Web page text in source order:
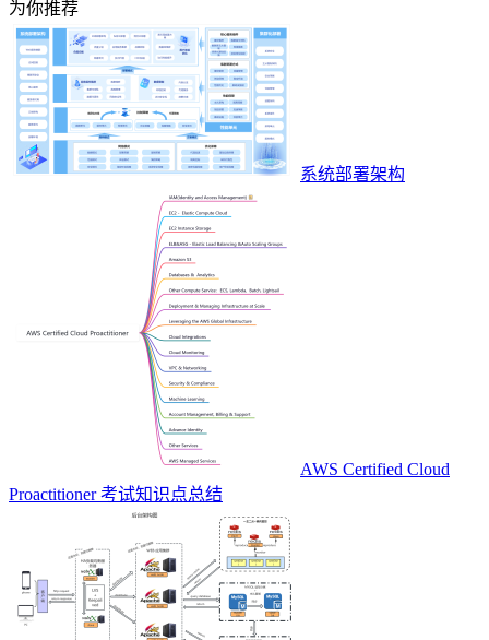
为你推荐
系统部署架构
AWS Certified Cloud
Proactitioner 考试知识点总结